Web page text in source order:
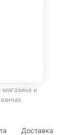
и
Доставка